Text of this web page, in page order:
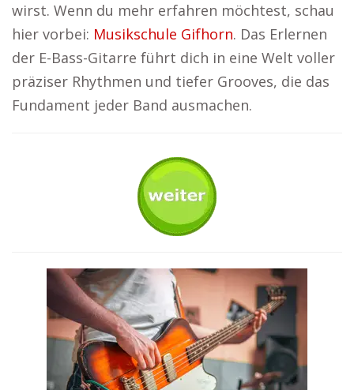
wirst. Wenn du mehr erfahren möchtest, schau
hier vorbei: Musikschule Gifhorn. Das Erlernen
der E-Bass-Gitarre führt dich in eine Welt voller
präziser Rhythmen und tiefer Grooves, die das
Fundament jeder Band ausmachen.